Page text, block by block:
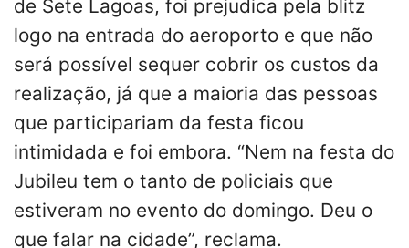
de Sete Lagoas, foi prejudica pela blitz
logo na entrada do aeroporto e que não
será possível sequer cobrir os custos da
realização, já que a maioria das pessoas
que participariam da festa ficou
intimidada e foi embora. “Nem na festa do
Jubileu tem o tanto de policiais que
estiveram no evento do domingo. Deu o
que falar na cidade”, reclama.